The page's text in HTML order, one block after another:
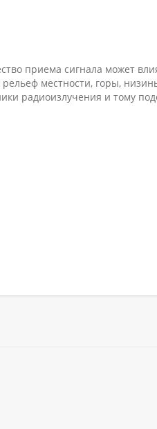
приема сигнала может
местности, горы,
радиоизлучения и тому